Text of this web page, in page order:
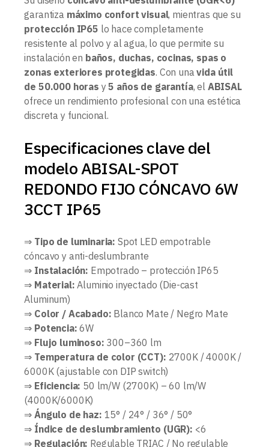
garantiza máximo confort visual, mientras que su
protección IP65 lo hace completamente
resistente al polvo y al agua, lo que permite su
instalación en baños, duchas, cocinas, spas o
zonas exteriores protegidas. Con unavida útil
de 50.000 horas y5 años de garantía, el ABISAL
ofrece un rendimiento profesional con una estética
discreta y funcional.
Especificaciones clave del
modelo ABISAL-SPOT
REDONDO FIJO CÓNCAVO 6W
3CCT IP65
⇒ Tipo de luminaria: Spot LED empotrable
cóncavo y anti-deslumbrante
⇒ Instalación: Empotrado – protección IP65
⇒ Material: Aluminio inyectado (Die-cast
Aluminum)
⇒ Color / Acabado: Blanco Mate / Negro Mate
⇒ Potencia: 6W
⇒ Flujo luminoso: 300–360 lm
⇒ Temperatura de color (CCT): 2700K / 4000K /
6000K (ajustable con DIP switch)
⇒ Eficiencia: 50 lm/W (2700K) – 60 lm/W
(4000K/6000K)
⇒ Ángulo de haz: 15° / 24° / 36° / 50°
⇒ Índice de deslumbramiento (UGR): <6
⇒ Regulación: Regulable TRIAC / No regulable